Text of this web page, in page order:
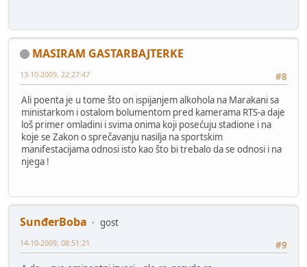
MASIRAM GASTARBAJTERKE
#8
13-10-2009, 22:27:47
Ali poenta je u tome što on ispijanjem alkohola na Marakani sa
ministarkom i ostalom bolumentom pred kamerama RTS-a daje
loš primer omladini i svima onima koji posećuju stadione i na
koje se Zakon o sprečavanju nasilja na sportskim
manifestacijama odnosi isto kao što bi trebalo da se odnosi i na
njega !
SunđerBoba
gost
#9
14-10-2009, 08:51:21